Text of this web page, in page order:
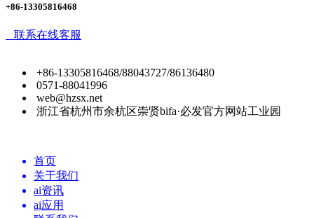
+86-13305816468
联系在线客服
+86-13305816468/88043727/86136480
0571-88041996
web@hzsx.net
浙江省杭州市余杭区崇贤bifa·必发官方网站工业园
首页
关于我们
ai资讯
ai应用